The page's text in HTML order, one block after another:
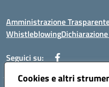
Cookies e altri
Amministrazione
Whistleblowing
Seguici su: